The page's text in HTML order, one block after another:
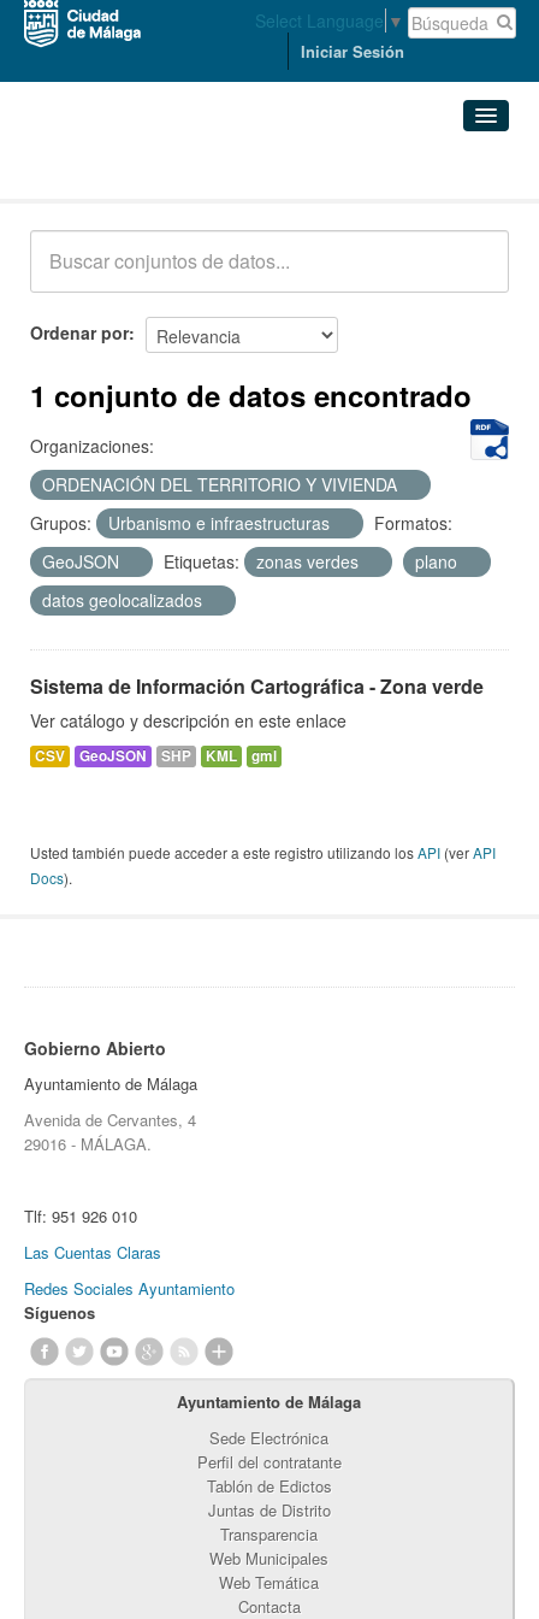
Select Language ▼
Iniciar Sesión
Acerca de
Ordenar por
1 conjunto de datos encontrado
Organizaciones:
ORDENACIÓN DEL TERRITORIO Y VIVIENDA
Grupos:
Urbanismo e infraestructuras
Formatos:
GeoJSON
Etiquetas: zonas verdes
plano
datos geolocalizados
Sistema de Información Cartográfica - Zona verde
Ver catálogo y descripción en este enlace
CSV GeoJSON SHP KML gml
Usted también puede acceder a este registro utilizando losAPI (verAPI
Docs).
Gobierno Abierto
Ayuntamiento de Málaga
Avenida de Cervantes, 4
29016 - MÁLAGA.
Tlf: 951 926 010
Las Cuentas Claras
Redes Sociales Ayuntamiento
Síguenos
Ayuntamiento de Málaga
Sede Electrónica
Perfil del contratante
Tablón de Edictos
Juntas de Distrito
Transparencia
Web Municipales
Web Temática
Contacta